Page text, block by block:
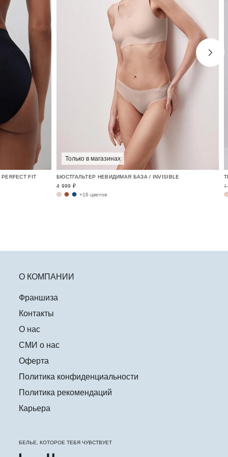
FIT
Только в магазинах
БЮСТГАЛЬТЕР НЕВИДИМАЯ БАЗА / INVISIBLE
4 999 ₽
+16 цветов
1
О КОМПАНИИ
Франшиза
Контакты
О нас
СМИ о нас
Оферта
Политика конфиденциальности
Политика рекомендаций
Карьера
БЕЛЬЕ, КОТОРОЕ ТЕБЯ ЧУВСТВУЕТ